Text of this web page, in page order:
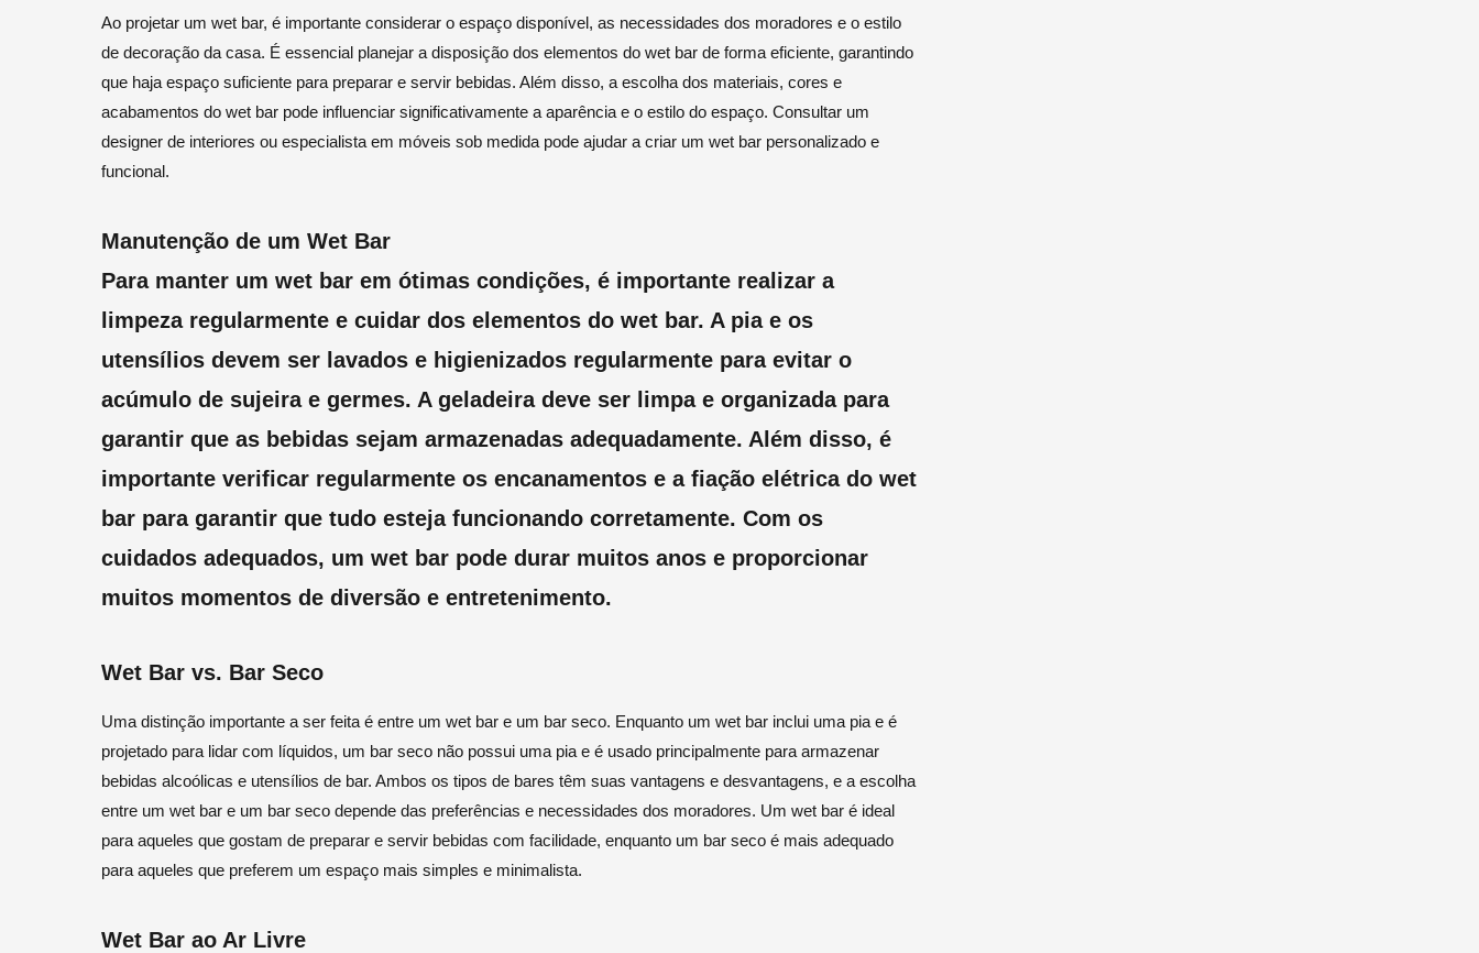
Ao projetar um wet bar, é importante considerar o espaço disponível, as necessidades dos moradores e o estilo
de decoração da casa. É essencial planejar a disposição dos elementos do wet bar de forma eficiente, garantindo
que haja espaço suficiente para preparar e servir bebidas. Além disso, a escolha dos materiais, cores e
acabamentos do wet bar pode influenciar significativamente a aparência e o estilo do espaço. Consultar um
designer de interiores ou especialista em móveis sob medida pode ajudar a criar um wet bar personalizado e
funcional.
Manutenção de um Wet Bar
Para manter um wet bar em ótimas condições, é importante realizar a
limpeza regularmente e cuidar dos elementos do wet bar. A pia e os
utensílios devem ser lavados e higienizados regularmente para evitar o
acúmulo de sujeira e germes. A geladeira deve ser limpa e organizada para
garantir que as bebidas sejam armazenadas adequadamente. Além disso, é
importante verificar regularmente os encanamentos e a fiação elétrica do wet
bar para garantir que tudo esteja funcionando corretamente. Com os
cuidados adequados, um wet bar pode durar muitos anos e proporcionar
muitos momentos de diversão e entretenimento.
Wet Bar vs. Bar Seco
Uma distinção importante a ser feita é entre um wet bar e um bar seco. Enquanto um wet bar inclui uma pia e é
projetado para lidar com líquidos, um bar seco não possui uma pia e é usado principalmente para armazenar
bebidas alcoólicas e utensílios de bar. Ambos os tipos de bares têm suas vantagens e desvantagens, e a escolha
entre um wet bar e um bar seco depende das preferências e necessidades dos moradores. Um wet bar é ideal
para aqueles que gostam de preparar e servir bebidas com facilidade, enquanto um bar seco é mais adequado
para aqueles que preferem um espaço mais simples e minimalista.
Wet Bar ao Ar Livre